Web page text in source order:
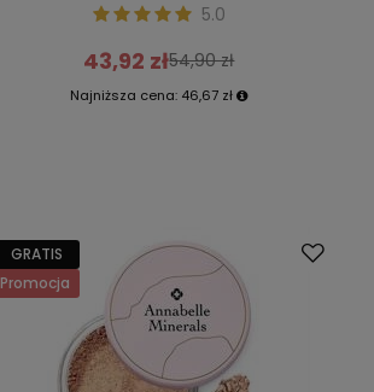
5.0
43,92 zł54,90 zł
Najniższa cena: 46,67 zł
GRATIS
Promocja